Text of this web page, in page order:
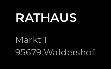
RATHAUS
Markt 1
95679 Waldershof